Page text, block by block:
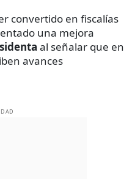
convertido en fiscalías
una mejora
al señalar que en
avances